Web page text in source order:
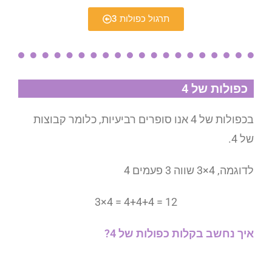
תרגול כפולות 3
כפולות של 4
בכפולות של 4 אנו סופרים רביעיות, כלומר קבוצות
של 4.
לדוגמה, 4×3 שווה 3 פעמים 4
3×4 = 4+4+4 = 12
איך נחשב בקלות כפולות של 4?